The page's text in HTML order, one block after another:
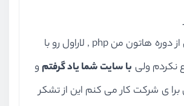
اول تشکر کامل از دوره هاتون من php , لاراول رو با
نکردم ولی با سایت شما یاد گرفتم و
برا ی شرکت کار می کنم این از تشکر